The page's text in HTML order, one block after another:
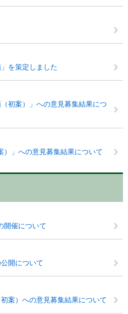
を策定しました
初案）」への意見募集結果につ
）」への意見募集結果について
開催について
開について
案）への意見募集結果について